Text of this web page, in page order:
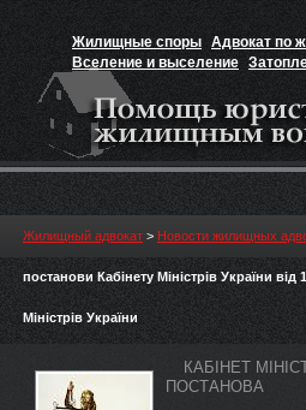
Жилищные споры Адвокат по
Вселение и выселение
Признание прав на жильё
Жилищный адвокат > Новости жилищных
постанови Кабінету Міністрів України
Міністрів України
КАБІНЕТ
ПОСТАНОВА